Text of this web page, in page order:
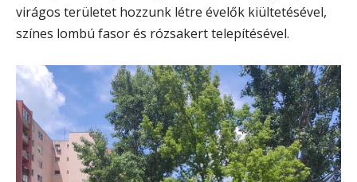
virágos területet hozzunk létre évelők kiültetésével,
színes lombú fasor és rózsakert telepítésével.